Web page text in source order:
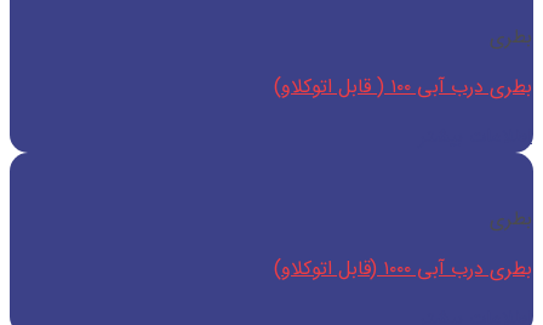
بطری
بطری درب آبی ۱۰۰ ( قابل اتوکلاو)
اطلاعات بیشتر
بطری
بطری درب آبی ۱۰۰۰ (قابل اتوکلاو)
اطلاعات بیشتر